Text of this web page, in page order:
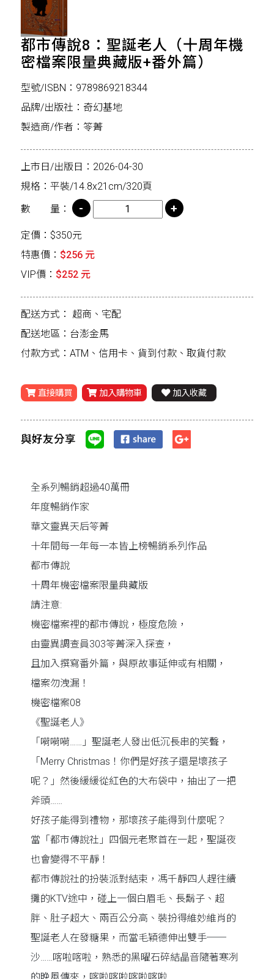
都市傳說8：聖誕老人（十周年機
密檔案限量典藏版+番外篇）
型號/ISBN：9789869218344
品牌/出版社：奇幻基地
製造商/作者：笭菁
上市日/出版日：2026-04-30
規格：平裝/14.8x21cm/320頁
數 量：
定價：$350元
特惠價： $256 元
VIP價： $252 元
配送方式： 超商、宅配
配送地區：台澎金馬
付款方式：ATM、信用卡、貨到付款、取貨付款
直接購買 加入購物車 加入收藏
與好友分享
全系列暢銷超過40萬冊
年度暢銷作家
華文靈異天后笭菁
十年間每一年每一本皆上榜暢銷系列作品
都市傳說
十周年機密檔案限量典藏版
請注意:
機密檔案裡的都市傳說，極度危險，
由靈異調查員303笭菁深入探查，
且加入撰寫番外篇，與原故事延伸或有相關，
檔案勿洩漏！
機密檔案08
《聖誕老人》
「嗬嗬嗬……」聖誕老人發出低沉長串的笑聲，
「Merry Christmas！你們是好孩子還是壞孩子
呢？」然後緩緩從紅色的大布袋中，抽出了一把
斧頭……
好孩子能得到禮物，那壞孩子能得到什麼呢？
當「都市傳說社」四個元老聚首在一起，聖誕夜
也會變得不平靜！
都市傳說社的扮裝派對結束，馮千靜四人趕往續
攤的KTV途中，碰上一個白眉毛、長鬍子、超
胖、肚子超大、兩百公分高、裝扮得維妙維肖的
聖誕老人在發糖果，而當毛穎德伸出雙手──
沙……喀啦喀啦，熟悉的黑曜石碎結晶音隨著寒冽